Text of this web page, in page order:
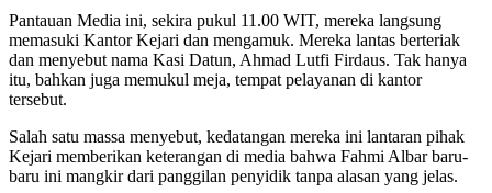
Pantauan Media ini, sekira pukul 11.00 WIT, mereka langsung
memasuki Kantor Kejari dan mengamuk. Mereka lantas berteriak
dan menyebut nama Kasi Datun, Ahmad Lutfi Firdaus. Tak hanya
itu, bahkan juga memukul meja, tempat pelayanan di kantor
tersebut.
Salah satu massa menyebut, kedatangan mereka ini lantaran pihak
Kejari memberikan keterangan di media bahwa Fahmi Albar baru-
baru ini mangkir dari panggilan penyidik tanpa alasan yang jelas.